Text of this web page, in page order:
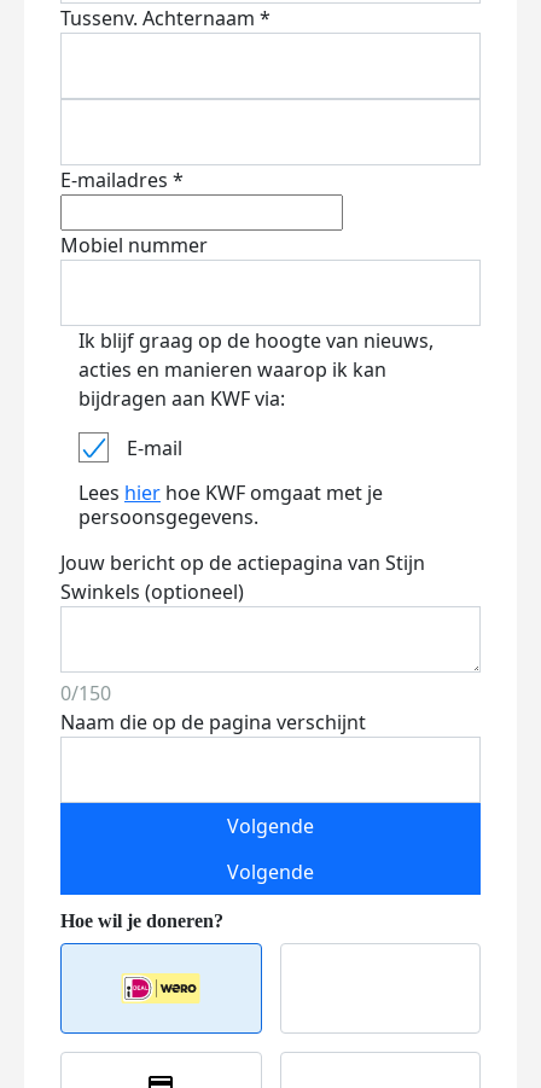
Tussenv. Achternaam *
E-mailadres *
Mobiel nummer
Ik blijf graag op de hoogte van nieuws,
acties en manieren waarop ik kan
bijdragen aan KWF via:
E-mail
Lees hier hoe KWF omgaat met je
persoonsgegevens.
Jouw bericht op de actiepagina van Stijn
Swinkels (optioneel)
0/150
Naam die op de pagina verschijnt
Volgende
Volgende